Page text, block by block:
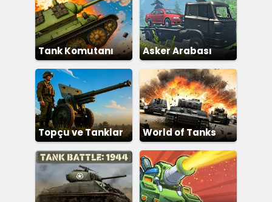
Tank Komutanı Asker Arabası
Topçu ve Tanklar World of Tanks